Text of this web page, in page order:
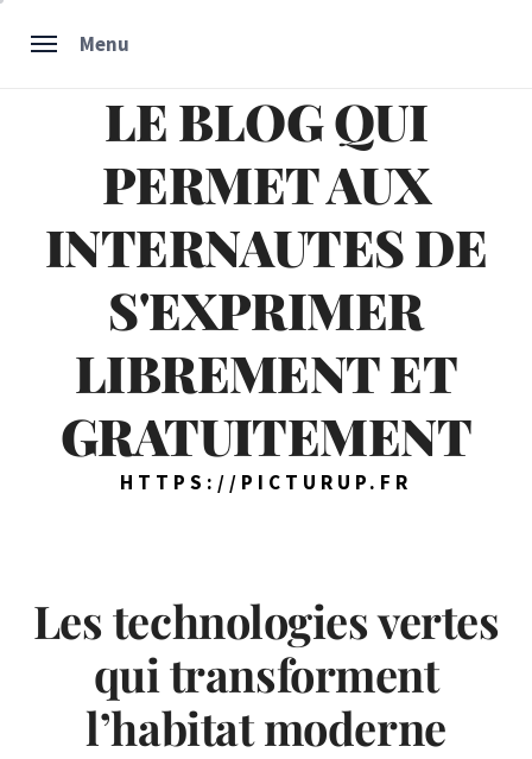
Menu
LE BLOG QUI
PERMET AUX
INTERNAUTES DE
S'EXPRIMER
LIBREMENT ET
GRATUITEMENT
HTTPS://PICTURUP.FR
Les technologies vertes
qui transforment
l’habitat moderne